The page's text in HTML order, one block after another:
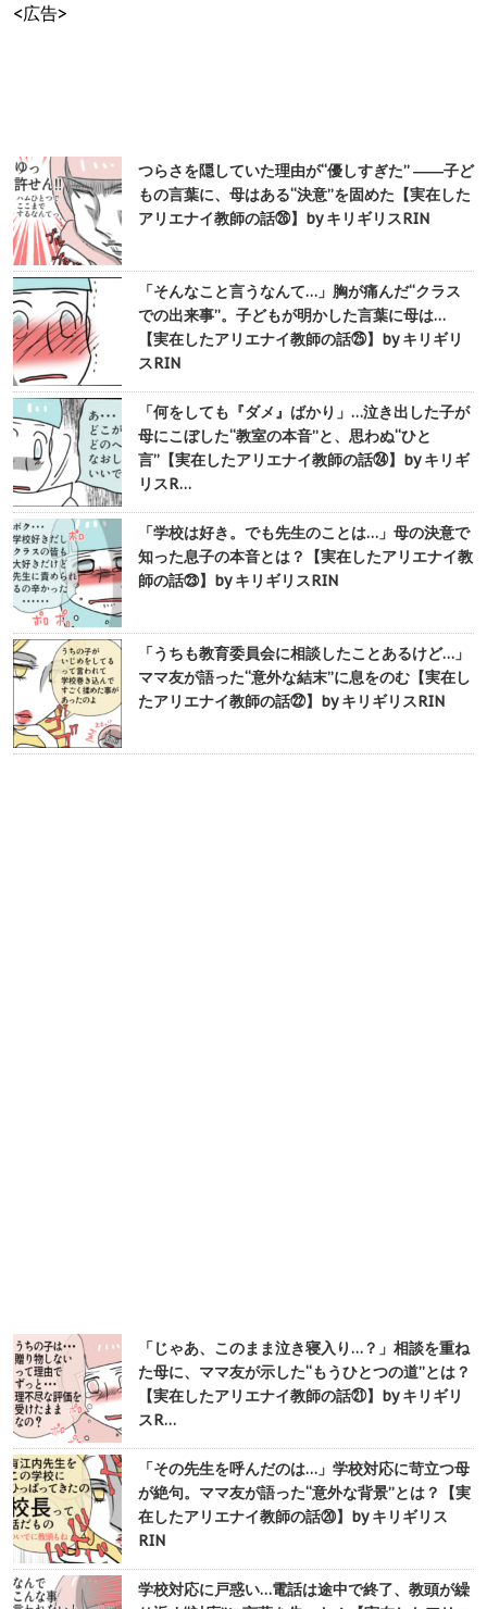
<広告>
つらさを隠していた理由が“優しすぎた” ――子ど
もの言葉に、母はある“決意”を固めた【実在した
アリエナイ教師の話㉖】by キリギリスRIN
「そんなこと言うなんて…」胸が痛んだ“クラス
での出来事”。子どもが明かした言葉に母は…
【実在したアリエナイ教師の話㉕】by キリギリ
スRIN
「何をしても『ダメ』ばかり」…泣き出した子が
母にこぼした“教室の本音”と、思わぬ“ひと
言”【実在したアリエナイ教師の話㉔】by キリギ
リスR…
「学校は好き。でも先生のことは…」母の決意で
知った息子の本音とは？【実在したアリエナイ教
師の話㉓】by キリギリスRIN
「うちも教育委員会に相談したことあるけど…」
ママ友が語った“意外な結末”に息をのむ【実在し
たアリエナイ教師の話㉒】by キリギリスRIN
「じゃあ、このまま泣き寝入り…？」相談を重ね
た母に、ママ友が示した“もうひとつの道”とは？
【実在したアリエナイ教師の話㉑】by キリギリ
スR…
「その先生を呼んだのは…」学校対応に苛立つ母
が絶句。ママ友が語った“意外な背景”とは？【実
在したアリエナイ教師の話⑳】by キリギリス
RIN
学校対応に戸惑い…電話は途中で終了、教頭が繰